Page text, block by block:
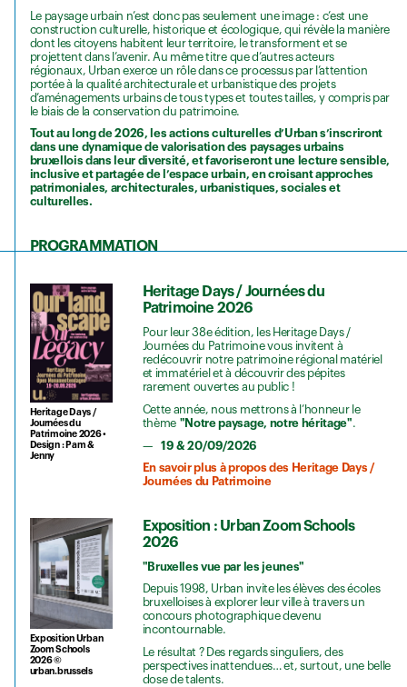
Le paysage urbain n’est donc pas seulement une image : c’est une
construction culturelle, historique et écologique, qui révèle la manière
dont les citoyens habitent leur territoire, le transforment et se
projettent dans l’avenir. Au même titre que d’autres acteurs
régionaux, Urban exerce un rôle dans ce processus par l’attention
portée à la qualité architecturale et urbanistique des projets
d’aménagements urbains de tous types et toutes tailles, y compris par
le biais de la conservation du patrimoine.
Tout au long de 2026, les actions culturelles d’Urban s’inscriront
dans une dynamique de valorisation des paysages urbains
bruxellois dans leur diversité, et favoriseront une lecture sensible,
inclusive et partagée de l’espace urbain, en croisant approches
patrimoniales, architecturales, urbanistiques, sociales et
culturelles.
PROGRAMMATION
Heritage Days /
Journées du
Patrimoine 2026 •
Design : Pam &
Jenny
Heritage Days / Journées du
Patrimoine 2026
Pour leur 38e édition, les Heritage Days /
Journées du Patrimoine vous invitent à
redécouvrir notre patrimoine régional matériel
et immatériel et à découvrir des pépites
rarement ouvertes au public !
Cette année, nous mettrons à l’honneur le
thème "Notre paysage, notre héritage".
19 & 20/09/2026
En savoir plus à propos des Heritage Days /
Journées du Patrimoine
Exposition Urban
Zoom Schools
2026 ©
urban.brussels
Exposition : Urban Zoom Schools
2026
"Bruxelles vue par les jeunes"
Depuis 1998, Urban invite les élèves des écoles
bruxelloises à explorer leur ville à travers un
concours photographique devenu
incontournable.
Le résultat ? Des regards singuliers, des
perspectives inattendues… et, surtout, une belle
dose de talents.